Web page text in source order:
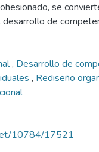
se
de
, Desarrollo de
, Rediseño
10784/17521